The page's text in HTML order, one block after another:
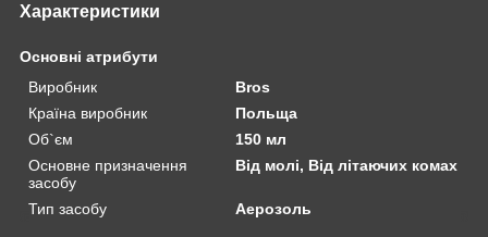
Характеристики
Основні атрибути
Виробник
Bros
Країна виробник
Польща
Об`єм
150 мл
Основне призначення
засобу
Від молі, Від літаючих комах
Тип засобу Аерозоль